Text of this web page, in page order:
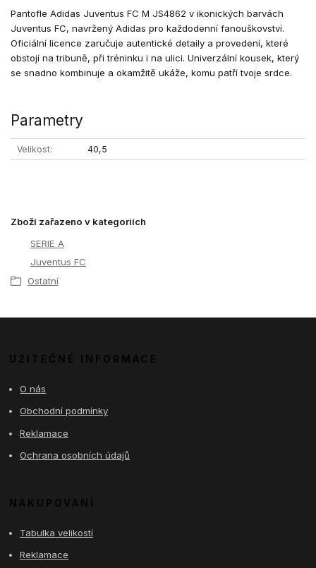
Pantofle Adidas Juventus FC M JS4862 v ikonických barvách
Juventus FC, navržený Adidas pro každodenní fanouškovství.
Oficiální licence zaručuje autentické detaily a provedení, které
obstojí na tribuně, při tréninku i na ulici. Univerzální kousek, který
se snadno kombinuje a okamžitě ukáže, komu patří tvoje srdce.
Parametry
Velikost 40,5
Zboží zařazeno v kategoriích
SERIE A
Juventus FC
Ostatní
UŽITEČNÉ INFORMACE
O nás
Obchodní podmínky
Reklamace
Ochrana osobních údajů
NAKUPOVANÍ
Tabulka velikostí
Reklamace